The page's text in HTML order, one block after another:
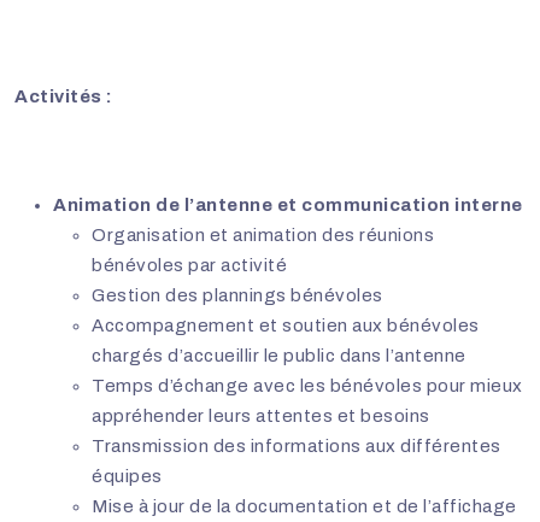
Activités :
Animation de l’antenne et communication interne
Organisation et animation des réunions
bénévoles par activité
Gestion des plannings bénévoles
Accompagnement et soutien aux bénévoles
chargés d’accueillir le public dans l’antenne
Temps d’échange avec les bénévoles pour mieux
appréhender leurs attentes et besoins
Transmission des informations aux différentes
équipes
Mise à jour de la documentation et de l’affichage